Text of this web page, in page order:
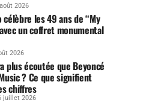
2026
célèbre les 49 ans de “My
un coffret monumental
2026
plus écoutée que Beyoncé
? Ce que signifient
chiffres
juillet 2026